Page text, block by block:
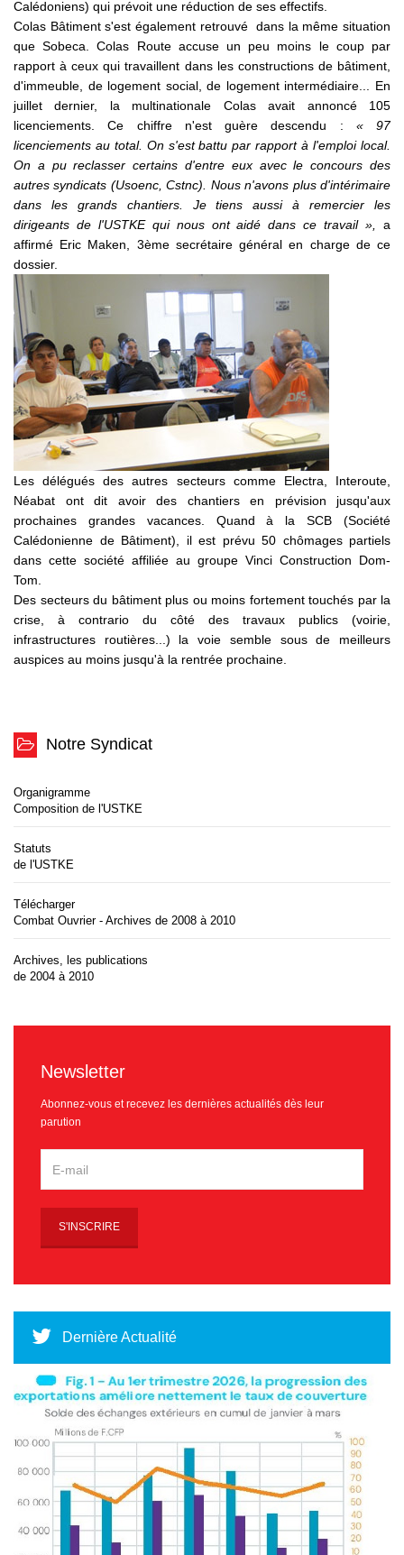
Calédoniens) qui prévoit une réduction de ses effectifs.
Colas Bâtiment s'est également retrouvé dans la même situation
que Sobeca. Colas Route accuse un peu moins le coup par
rapport à ceux qui travaillent dans les constructions de bâtiment,
d'immeuble, de logement social, de logement intermédiaire... En
juillet dernier, la multinationale Colas avait annoncé 105
licenciements. Ce chiffre n'est guère descendu : « 97
licenciements au total. On s'est battu par rapport à l'emploi local.
On a pu reclasser certains d'entre eux avec le concours des
autres syndicats (Usoenc, Cstnc). Nous n'avons plus d'intérimaire
dans les grands chantiers. Je tiens aussi à remercier les
dirigeants de l'USTKE qui nous ont aidé dans ce travail »,
a
affirmé Eric Maken, 3ème secrétaire général en charge de ce
dossier.
Les délégués des autres secteurs comme Electra, Interoute,
Néabat ont dit avoir des chantiers en prévision jusqu'aux
prochaines grandes vacances. Quand à la SCB (Société
Calédonienne de Bâtiment), il est prévu 50 chômages partiels
dans cette société affiliée au groupe Vinci Construction Dom-
Tom.
Des secteurs du bâtiment plus ou moins fortement touchés par la
crise, à contrario du côté des travaux publics (voirie,
infrastructures routières...) la voie semble sous de meilleurs
auspices au moins jusqu'à la rentrée prochaine.
Notre Syndicat
Organigramme
Composition de l'USTKE
Statuts
de l'USTKE
Télécharger
Combat Ouvrier - Archives de 2008 à 2010
Archives, les publications
de 2004 à 2010
Newsletter
Abonnez-vous et recevez les dernières actualités dès leur
parution
Dernière Actualité